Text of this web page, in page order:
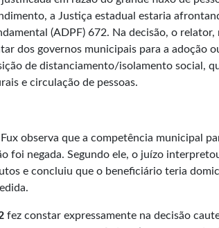
a Justiça estadual estaria
(ADPF) 672. Na decisão, o
dos governos municipais para a adoção
de distanciamento/isolamento social,
e circulação de pessoas.
observa que a competência municipal
foi negada. Segundo ele, o juízo
e concluiu que o beneficiário teria
fez constar expressamente na decisão